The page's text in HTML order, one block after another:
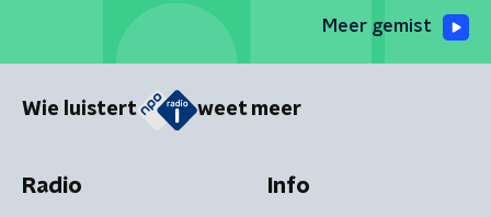
Meer gemist
Wie luistert weet meer
Radio Info